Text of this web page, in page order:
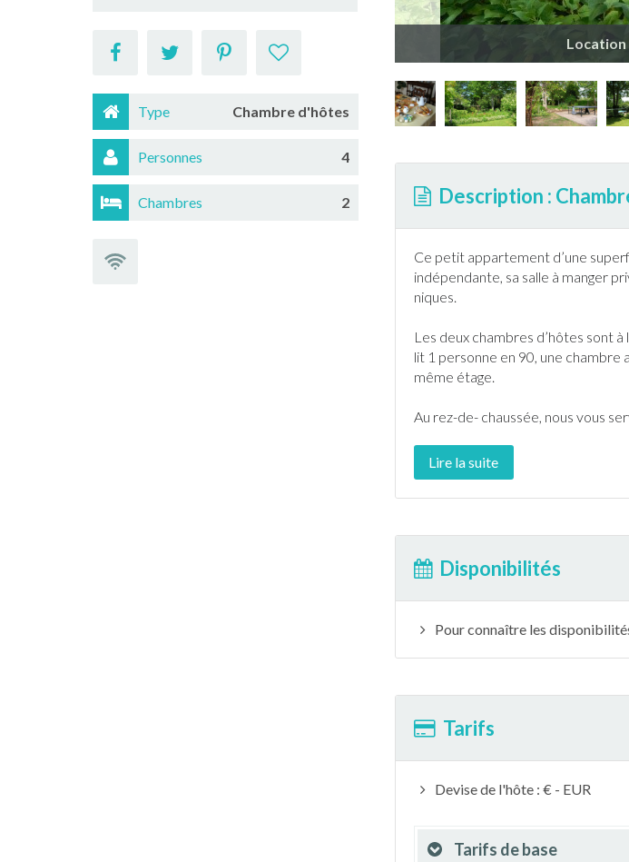
Type Chambre d'hôtes
Personnes 4
Chambres 2
Location
Description :
Ce petit appartement d’une
indépendante, sa salle à manger
niques.
Les deux chambres d’hôtes sont
lit 1 personne en 90, une chambre
même étage.
Au rez-de- chaussée, nous vous
Lire la suite
Disponibilités
Pour connaître les
Tarifs
Devise de l'hôte : € - EUR
Tarifs de base